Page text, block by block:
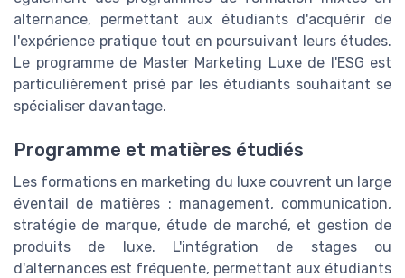
alternance, permettant aux étudiants d'acquérir de
l'expérience pratique tout en poursuivant leurs études.
Le programme de Master Marketing Luxe de l'ESG est
particulièrement prisé par les étudiants souhaitant se
spécialiser davantage.
Programme et matières étudiés
Les formations en marketing du luxe couvrent un large
éventail de matières : management, communication,
stratégie de marque, étude de marché, et gestion de
produits de luxe. L'intégration de stages ou
d'alternances est fréquente, permettant aux étudiants